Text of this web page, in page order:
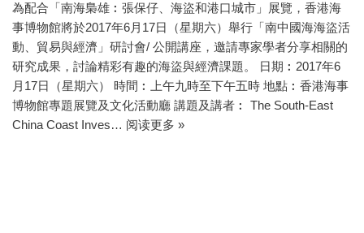
為配合「南海梟雄︰張保仔、海盜和港口城市」展覽，香港海
事博物館將於2017年6月17日（星期六）舉行「南中國海海盜活
動、貿易與經濟」研討會/ 公開講座，邀請專家學者分享相關的
研究成果，討論精彩有趣的海盜與經濟課題。 日期︰2017年6
月17日（星期六） 時間︰上午九時至下午五時 地點︰香港海事
博物館專題展覽及文化活動廳 講題及講者︰ The South-East
China Coast Inves… 阅读更多 »